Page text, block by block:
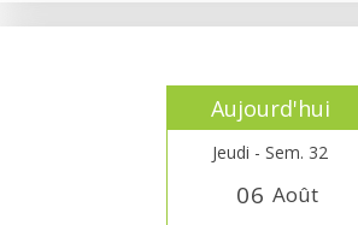
Aujourd'hui
Jeudi - Sem. 32
06 Août